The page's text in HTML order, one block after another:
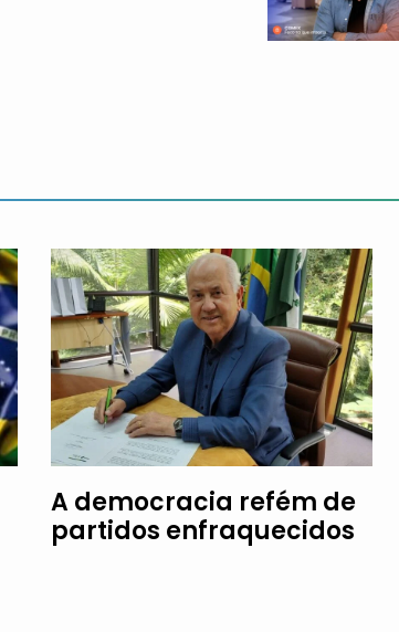
A democracia refém de
partidos enfraquecidos